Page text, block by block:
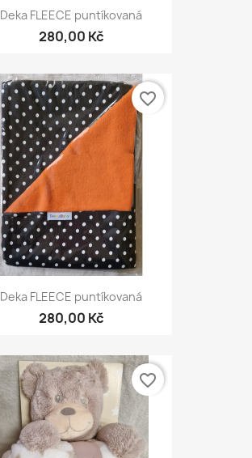
Deka FLEECE puntíkovaná
280,00 Kč
Deka FLEECE puntíkovaná
280,00 Kč
favorite_border
favorite_border